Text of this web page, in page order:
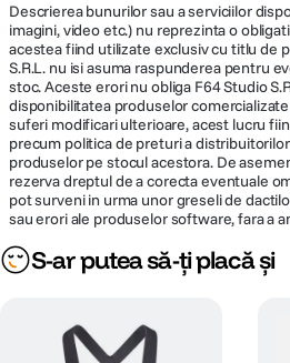
Descrierea bunurilor sau a serviciilor
imagini, video etc.) nu reprezinta o
acestea fiind utilizate exclusiv cu titlu de
S.R.L. nu isi asuma raspunderea pentru
stoc. Aceste erori nu obliga F64 Studio
disponibilitatea produselor
suferi modificari ulterioare, acest lucru
precum politica de preturi a
produselor pe stocul acestora. De
rezerva dreptul de a corecta eventuale
pot surveni in urma unor greseli de
sau erori ale produselor software, fara a
S-ar putea să-ți placă și